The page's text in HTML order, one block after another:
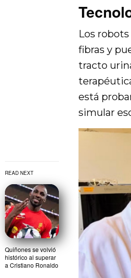
READ NEXT
Quiñones se volvió
histórico al superar
a Cristiano Ronaldo
Los
fibras y
tracto
está
simular